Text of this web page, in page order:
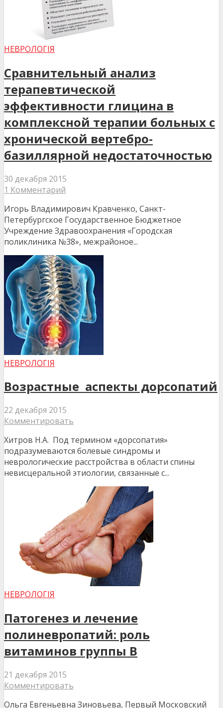
НЕВРОЛОГІЯ
Сравнительный анализ
терапевтической
эффективности глицина в
комплексной терапии больных с
хронической вертебро-
базиллярной недостаточностью
30 декабря 2015
1 Комментарий
Игорь Владимирович Кравченко, Санкт-
Петербургское Государственное Бюджетное
Учреждение Здравоохранения «Городская
поликлиника №38», межрайоное...
НЕВРОЛОГІЯ
Возрастные аспекты дорсопатий
22 декабря 2015
Комментировать
Хитров Н.А. Под термином «дорсопатия»
подразумеваются болевые синдромы и
неврологические расстройства в области спины
невисцеральной этиологии, связанные с...
НЕВРОЛОГІЯ
Патогенез и лечение
полиневропатий: роль
витаминов группы В
21 декабря 2015
Комментировать
Ольга Евгеньевна Зиновьева, Первый Московский